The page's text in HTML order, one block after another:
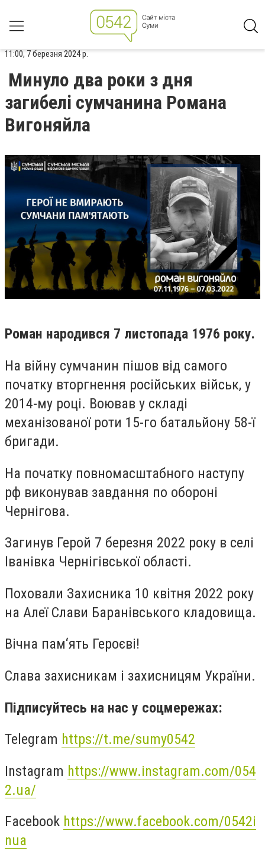
11:00, 7 березня 2024 р.
Минуло два роки з дня
загибелі сумчанина Романа
Вигоняйла
Роман народився 7 листопада 1976 року.
На війну сумчанин пішов від самого
початку вторгнення російських військ, у
2014-му році. Воював у складі
механізованої роти 15-го батальйону 58-ї
бригади.
На початку повномасштабного наступу
рф виконував завдання по обороні
Чернігова.
Загинув Герой 7 березня 2022 року в селі
Іванівка Чернігівської області.
Поховали Захисника 10 квітня 2022 року
на Алеї Слави Баранівського кладовища.
Вічна пам‘ять Героєві!
Слава захисникам і захисницям України.
Підписуйтесь на нас у соцмережах:
Telegram https://t.me/sumy0542
Instagram https://www.instagram.com/054
2.ua/
Facebook https://www.facebook.com/0542i
nua